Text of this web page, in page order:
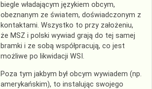
biegle władającym językiem obcym,
obeznanym ze światem, doświadczonym z
kontaktami. Wszystko to przy założeniu,
że MSZ i polski wywiad grają do tej samej
bramki i ze sobą współpracują, co jest
możliwe po likwidacji WSI.
Poza tym jakbym był obcym wywiadem (np.
amerykańskim), to instalując swojego